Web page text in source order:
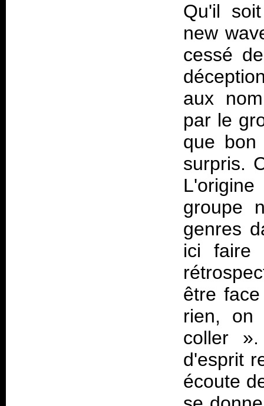
Qu'il
new
cessé
aux
par le
que bon
surpris.
groupe
genres
ici faire
être
rien, on
coller
d'esprit
écoute